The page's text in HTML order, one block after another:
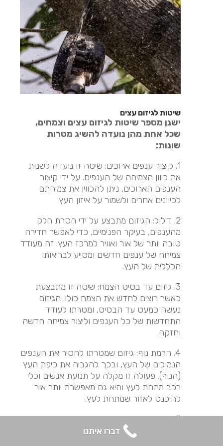
שיטות לגיזום עצים
ישנן מספר שיטות לגיזום עצים וצמחים,
שכל אחת מהן נועדה להשיג מטרות
שונות:
1. קיצור ענפים ארוכים: שיטה זו נועדה לשנות
את כיוון הצמיחה של הענפים. על ידי קיצור
הענפים הארוכים, ניתן להכווין את צמיחתם
לכיוונים אחרים ולשמור על איזון העץ.
2. דילול: הגיזום מתבצע על ידי הסרת חלק
מהענפים, בעיקר הפנימיים, כדי לאפשר חדירה
טובה יותר של אור ואוויר למרכז העץ. זה מעודד
צמיחה של ענפים חדשים ומסייע לבריאותו
הכללית של העץ.
3. גיזום עד בסיס הצמח: שיטה זו מתבצעת
כאשר רוצים לחדש את הצמח כולו. הגיזום
נעשה כמעט עד הבסיס, ומטרתו לעודד
התחדשות של כל הענפים וליצור צמיחה חדשה
וחזקה.
4. הרמת נוף: גיזום שמטרתו להסיר את הענפים
הנמוכים של העץ, ובכך להגביה את כיפת העץ
(הנוף). פעולה זו מקלה על תנועת אנשים וכלי
רכב מתחת לעץ והיא גם מאפשרת יותר אור
להיכנס לאזור שמתחת לעץ.
5. גיזום עיצובי: זוהי שיטת גיזום שמשתמשים בה
בעיקר למטרות אסתטיות. בעזרתה מעצבים את
הצמח לצורות מסוימות, כמו כדורים, ספירלות או
דברו איתנו